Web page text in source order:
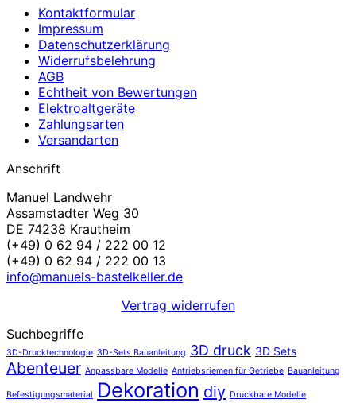
Kontaktformular
Impressum
Datenschutzerklärung
Widerrufsbelehrung
AGB
Echtheit von Bewertungen
Elektroaltgeräte
Zahlungsarten
Versandarten
Anschrift
Manuel Landwehr
Assamstadter Weg 30
DE 74238 Krautheim
(+49) 0 62 94 / 222 00 12
(+49) 0 62 94 / 222 00 13
info@manuels-bastelkeller.de
Vertrag widerrufen
Suchbegriffe
3D-Drucktechnologie 3D-Sets Bauanleitung 3D druck 3D Sets
Abenteuer Anpassbare Modelle Antriebsriemen für Getriebe Bauanleitung
Befestigungsmaterial Dekoration diy Druckbare Modelle